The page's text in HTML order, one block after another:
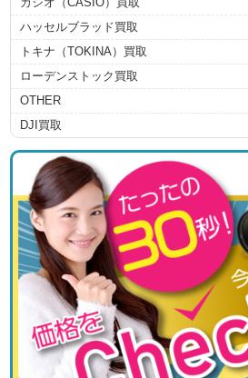
ハッセルブラッド買取
トキナ（TOKINA）買取
ローデンストック買取
OTHER
DJI買取